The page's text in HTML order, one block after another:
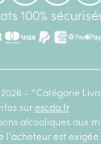
100%
- *Catégorie
sur escda.fr
alcooliques aux
l'acheteur est